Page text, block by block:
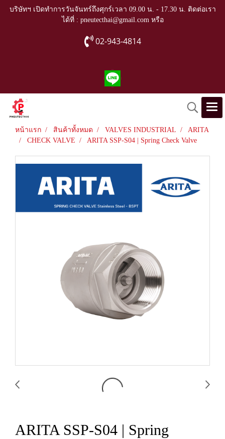
บริษัทฯ เปิดทำการวันจันทร์ถึงศุกร์เวลา 09.00 น. - 17.30 น. ติดต่อเรา
ได้ที่ : pneutecthai@gmail.com หรือ
02-943-4814
หน้าแรก สินค้าทั้งหมด VALVES INDUSTRIAL
ARITA
CHECK VALVE
ARITA SSP-S04 | Spring Check Valve
ARITA SSP-S04 | Spring